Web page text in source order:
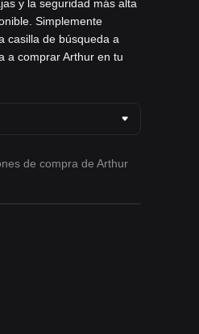
y la seguridad más alta
Simplemente
casilla de búsqueda a
a comprar Arthur en tu
de compra de Arthur